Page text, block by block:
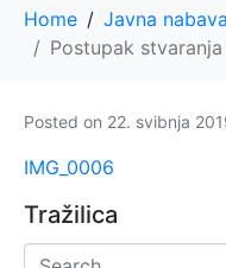
Home
Javna nabava
Postupak
Posted on 22. svibnja
IMG_0006
Tražilica